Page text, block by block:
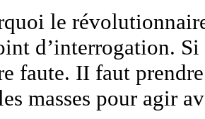
le
d’interrogation. Si
faute. II faut
masses pour agir